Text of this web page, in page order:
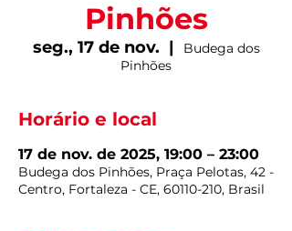
Pinhões
seg., 17 de nov.
  |
Budega dos
Pinhões
Horário e local
17 de nov. de 2025, 19:00 – 23:00
Budega dos Pinhões, Praça Pelotas, 42 -
Centro, Fortaleza - CE, 60110-210, Brasil